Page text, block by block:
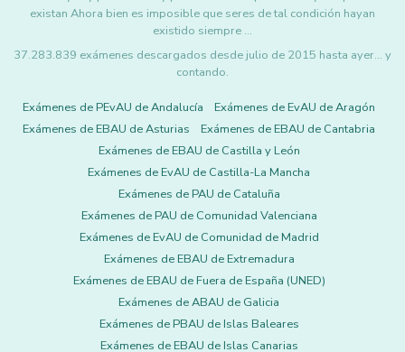
existan Ahora bien es imposible que seres de tal condición hayan
existido siempre …
37.283.839 exámenes descargados desde julio de 2015 hasta ayer... y
contando.
Exámenes de PEvAU de Andalucía
Exámenes de EvAU de Aragón
Exámenes de EBAU de Asturias
Exámenes de EBAU de Cantabria
Exámenes de EBAU de Castilla y León
Exámenes de EvAU de Castilla-La Mancha
Exámenes de PAU de Cataluña
Exámenes de PAU de Comunidad Valenciana
Exámenes de EvAU de Comunidad de Madrid
Exámenes de EBAU de Extremadura
Exámenes de EBAU de Fuera de España (UNED)
Exámenes de ABAU de Galicia
Exámenes de PBAU de Islas Baleares
Exámenes de EBAU de Islas Canarias